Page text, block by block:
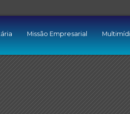
Missão Empresarial